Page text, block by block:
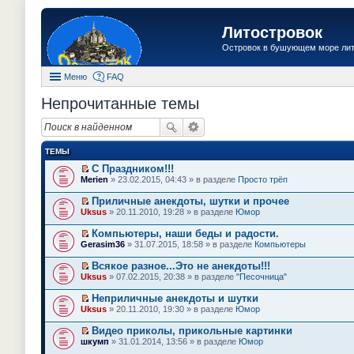
Литостровок
Островок в бушующем море
Меню FAQ
Непрочитанные темы
ТЕМЫ
П
р
е
й
т
и
к
е
р
в
о
м
у
е
п
р
С Праздником!!!
Merien » 23.02.2015, 04:43 » в разделе Просто трёп
П
р
е
й
т
и
к
е
р
в
о
м
у
Приличные анекдоты, шутки и прочее
Uksus » 20.11.2010, 19:28 » в разделе Юмор
П
р
е
й
т
и
к
е
р
в
Компьютеры, наши беды и радости.
Gerasim36 » 31.07.2015, 18:58 » в разделе Компьютеры
П
р
е
й
т
и
к
Всякое разное...Это не анекдоты!!!
Uksus » 07.02.2015, 20:38 » в разделе "Песочница"
П
р
е
й
Неприличные анекдоты и шутки
Uksus » 20.11.2010, 19:30 » в разделе Юмор
П
е
Видео приколы, прикольные картинки
шкумп » 31.01.2014, 13:56 » в разделе Юмор